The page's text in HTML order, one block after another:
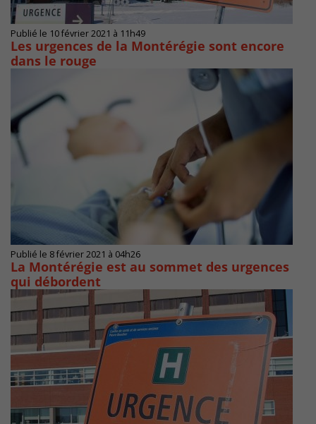
Publié le 10 février 2021 à 11h49
Les urgences de la Montérégie sont encore
dans le rouge
Publié le 8 février 2021 à 04h26
La Montérégie est au sommet des urgences
qui débordent